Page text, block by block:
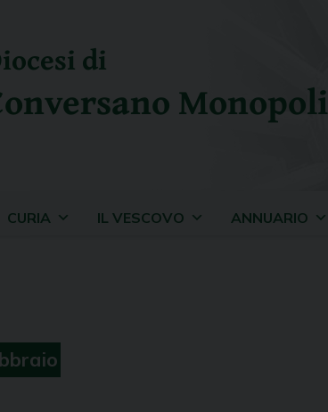
di
Monopoli
CURIA IL VESCOVO ANNUARIO